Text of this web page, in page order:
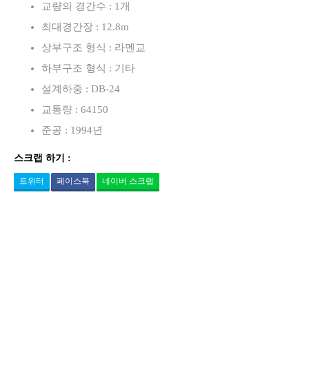
교량의 경간수 : 1개
최대경간장 : 12.8m
상부구조 형식 : 라멘교
하부구조 형식 : 기타
설계하중 : DB-24
교통량 : 64150
준공 : 1994년
스크랩 하기 :
트위터 페이스북 네이버 스크랩